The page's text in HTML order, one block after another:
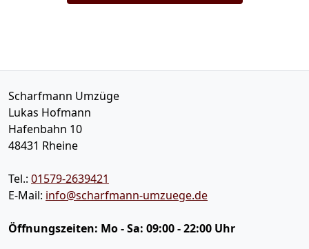
Scharfmann Umzüge
Lukas Hofmann
Hafenbahn 10
48431 Rheine
Tel.: 01579-2639421
E-Mail: info@scharfmann-umzuege.de
Öffnungszeiten: Mo - Sa: 09:00 - 22:00 Uhr